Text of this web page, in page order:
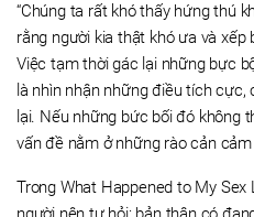
“Chúng ta rất khó thấy hứng thú
rằng người kia thật khó ưa và xếp
Việc tạm thời gác lại những bực
là nhìn nhận những điều tích
lại. Nếu những bức bối đó không
vấn đề nằm ở những rào cản
Trong What Happened to My Sex